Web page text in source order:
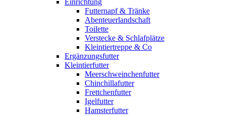
Einrichtung
Futternapf & Tränke
Abenteuerlandschaft
Toilette
Verstecke & Schlafplätze
Kleintiertreppe & Co
Ergänzungsfutter
Kleintierfutter
Meerschweinchenfutter
Chinchillafutter
Frettchenfutter
Igelfutter
Hamsterfutter